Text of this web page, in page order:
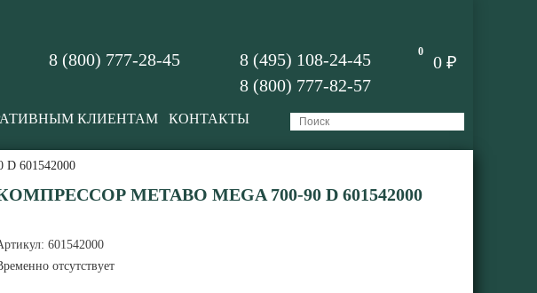
0
0 ₽
8 (495) 108-24-45
8 (800) 777-82-57
8 (800) 777-28-45
КЛИЕНТАМ КОНТАКТЫ
D 601542000
METABO MEGA 700-90 D 601542000
601542000
отсутствует